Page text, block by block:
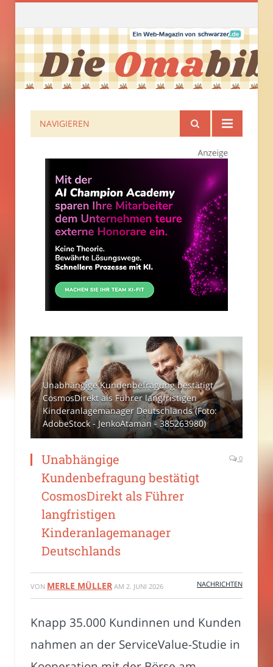
NAVIGIEREN
Unabhängige Kundenbefragung bestätigt
CosmosDirekt als Führer langfristigen
Kinderanlagemanager Deutschlands (Foto:
AdobeStock - JenkoAtaman - 385263980)
Unabhängige
Kundenbefragung bestätigt
CosmosDirekt als Führer
langfristigen
Kinderanlagemanager
Deutschlands
0
VON MERLE MÜLLER AM 2. JUNI 2026 NACHRICHTEN
Knapp 35.000 Kundinnen und Kunden
nahmen an der ServiceValue-Studie in